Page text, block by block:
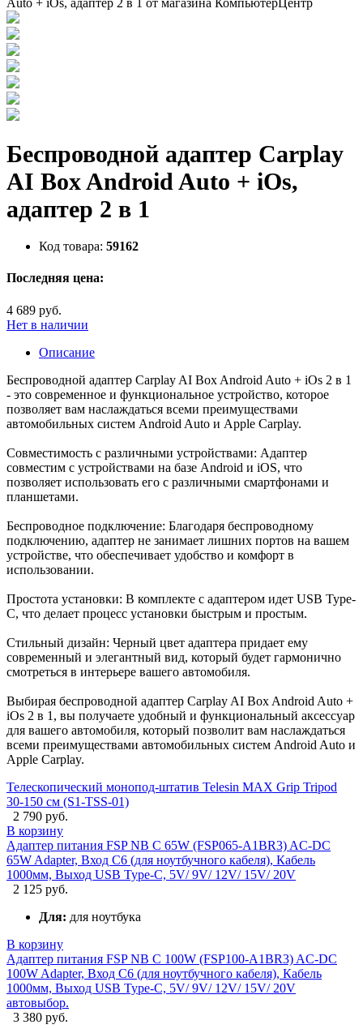
Беспроводной адаптер Carplay
AI Box Android Auto + iOs,
адаптер 2 в 1
Код товара: 59162
Последняя цена:
4 689 руб.
Нет в наличии
Описание
Беспроводной адаптер Carplay AI Box Android Auto + iOs 2 в 1
- это современное и функциональное устройство, которое
позволяет вам наслаждаться всеми преимуществами
автомобильных систем Android Auto и Apple Carplay.
Совместимость с различными устройствами: Адаптер
совместим с устройствами на базе Android и iOS, что
позволяет использовать его с различными смартфонами и
планшетами.
Беспроводное подключение: Благодаря беспроводному
подключению, адаптер не занимает лишних портов на вашем
устройстве, что обеспечивает удобство и комфорт в
использовании.
Простота установки: В комплекте с адаптером идет USB Type-
C, что делает процесс установки быстрым и простым.
Стильный дизайн: Черный цвет адаптера придает ему
современный и элегантный вид, который будет гармонично
смотреться в интерьере вашего автомобиля.
Выбирая беспроводной адаптер Carplay AI Box Android Auto +
iOs 2 в 1, вы получаете удобный и функциональный аксессуар
для вашего автомобиля, который позволит вам наслаждаться
всеми преимуществами автомобильных систем Android Auto и
Apple Carplay.
Телескопический монопод-штатив Telesin MAX Grip Tripod
30-150 см (S1-TSS-01)
2 790 руб.
В корзину
Адаптер питания FSP NB C 65W (FSP065-A1BR3) AC-DC
65W Adapter, Вход C6 (для ноутбучного кабеля), Кабель
1000мм, Выход USB Type-C, 5V/ 9V/ 12V/ 15V/ 20V
2 125 руб.
Для: для ноутбука
В корзину
Адаптер питания FSP NB C 100W (FSP100-A1BR3) AC-DC
100W Adapter, Вход C6 (для ноутбучного кабеля), Кабель
1000мм, Выход USB Type-C, 5V/ 9V/ 12V/ 15V/ 20V
автовыбор.
3 380 руб.